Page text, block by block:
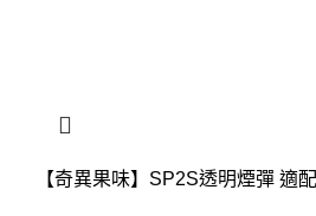
【奇異果味】SP2S透明煙彈 適